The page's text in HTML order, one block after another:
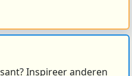
Inspireer anderen